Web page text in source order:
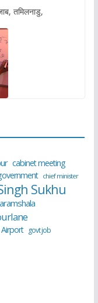
तमिलनाडु,
cabinet meeting
chief minister
Sukhu
govt job